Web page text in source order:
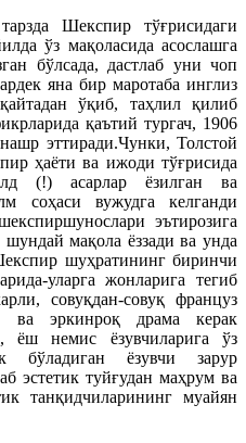
Шекспир тўғрисидаги
ўз мақоласида асослашга
бўлсада, дастлаб уни чоп
яна бир маротаба инглиз
ўқиб, таҳлил қилиб
қаътий тургач, 1906
эттиради.Чунки, Толстой
ҳаёти ва ижоди тўғрисида
(!) асарлар ёзилган ва
соҳаси вужудга келганди
эътирозига
мақола ёззади ва унда
шуҳратининг биринчи
уларга жонларига тегиб
совуқдан-совуқ француз
ва эркинроқ драма керак
ёш немис ёзувчиларига ўз
бўладиган ёзувчи зарур
эстетик туйғудан маҳрум ва
танқидчиларининг муайян